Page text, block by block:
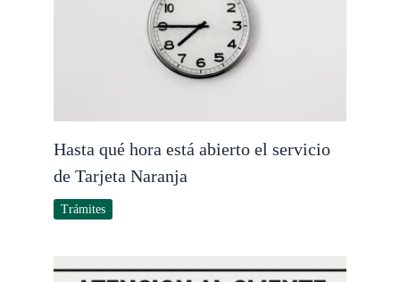
Hasta qué hora está abierto el servicio
de Tarjeta Naranja
Trámites